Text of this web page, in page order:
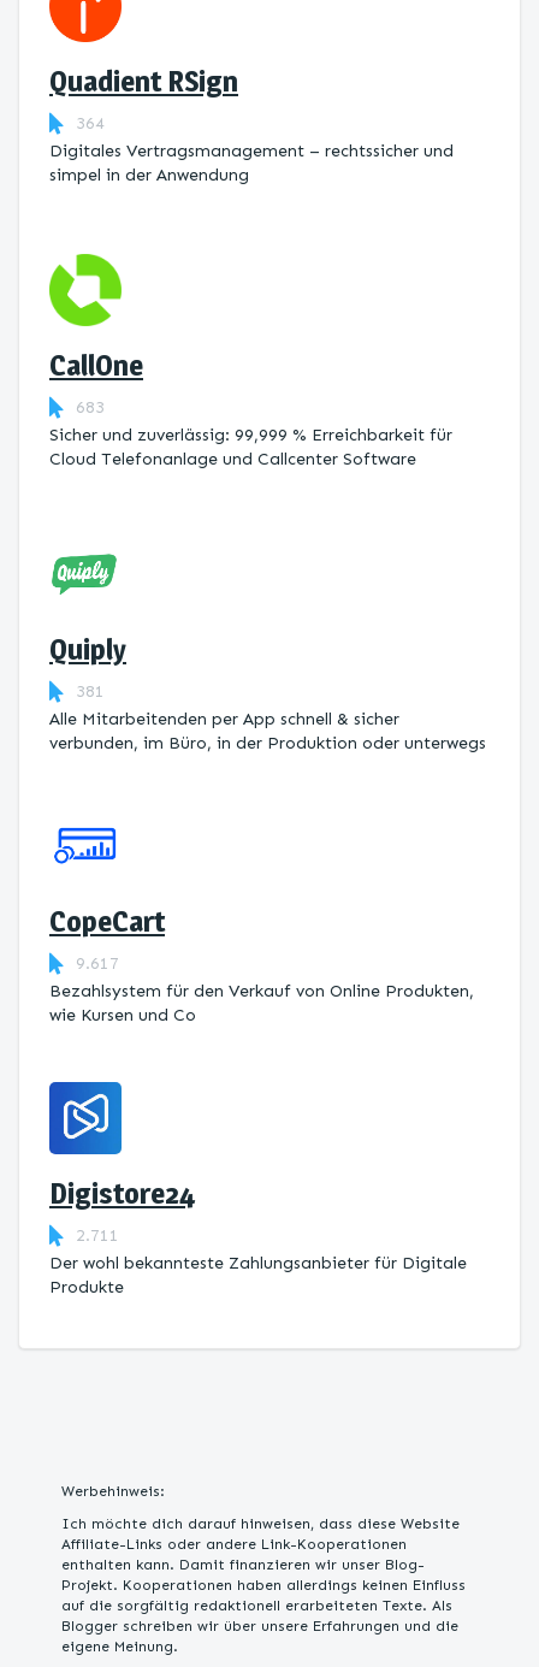
Quadient RSign
364
Digitales Vertragsmanagement – rechtssicher und
simpel in der Anwendung
CallOne
683
Sicher und zuverlässig: 99,999 % Erreichbarkeit für
Cloud Telefonanlage und Callcenter Software
Quiply
381
Alle Mitarbeitenden per App schnell & sicher
verbunden, im Büro, in der Produktion oder unterwegs
CopeCart
9.617
Bezahlsystem für den Verkauf von Online Produkten,
wie Kursen und Co
Digistore24
2.711
Der wohl bekannteste Zahlungsanbieter für Digitale
Produkte
Werbehinweis:
Ich möchte dich darauf hinweisen, dass diese Website
Affiliate-Links oder andere Link-Kooperationen
enthalten kann. Damit finanzieren wir unser Blog-
Projekt. Kooperationen haben allerdings keinen Einfluss
auf die sorgfältig redaktionell erarbeiteten Texte. Als
Blogger schreiben wir über unsere Erfahrungen und die
eigene Meinung.